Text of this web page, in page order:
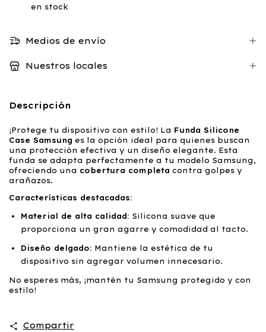
en stock
Medios de envío
Nuestros locales
Descripción
¡Protege tu dispositivo con estilo! La Funda Silicone
Case Samsung es la opción ideal para quienes buscan
una protección efectiva y un diseño elegante. Esta
funda se adapta perfectamente a tu modelo Samsung,
ofreciendo una cobertura completa contra golpes y
arañazos.
Características destacadas:
Material de alta calidad: Silicona suave que
proporciona un gran agarre y comodidad al tacto.
Diseño delgado: Mantiene la estética de tu
dispositivo sin agregar volumen innecesario.
No esperes más, ¡mantén tu Samsung protegido y con
estilo!
Compartir